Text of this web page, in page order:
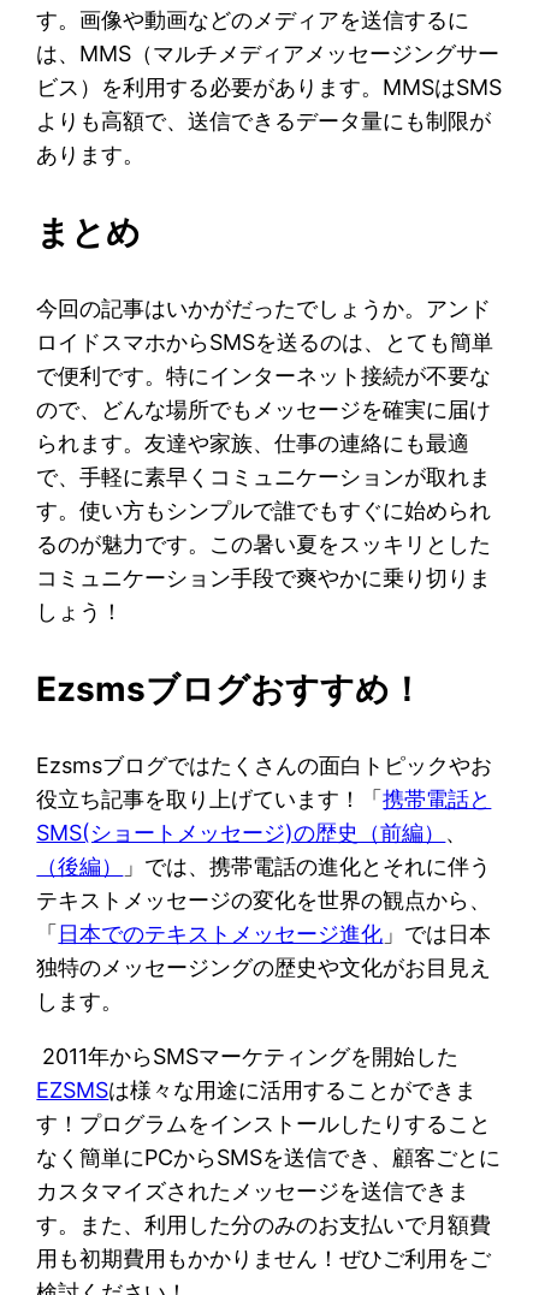
す。画像や動画などのメディアを送信するに
は、MMS（マルチメディアメッセージングサー
ビス）を利用する必要があります。MMSはSMS
よりも高額で、送信できるデータ量にも制限が
あります。
まとめ
今回の記事はいかがだったでしょうか。アンド
ロイドスマホからSMSを送るのは、とても簡単
で便利です。特にインターネット接続が不要な
ので、どんな場所でもメッセージを確実に届け
られます。友達や家族、仕事の連絡にも最適
で、手軽に素早くコミュニケーションが取れま
す。使い方もシンプルで誰でもすぐに始められ
るのが魅力です。この暑い夏をスッキリとした
コミュニケーション手段で爽やかに乗り切りま
しょう！
Ezsmsブログおすすめ！
Ezsmsブログではたくさんの面白トピックやお
役立ち記事を取り上げています！「携帯電話と
SMS(ショートメッセージ)の歴史（前編） 、
（後編）
」では、携帯電話の進化とそれに伴う
テキストメッセージの変化を世界の観点から、
「 日本でのテキストメッセージ進化 」では日本
独特のメッセージングの歴史や文化がお目見え
します。
2011年からSMSマーケティングを開始した
EZSMSは様々な用途に活用することができま
す！プログラムをインストールしたりすること
なく簡単にPCからSMSを送信でき、顧客ごとに
カスタマイズされたメッセージを送信できま
す。また、利用した分のみのお支払いで月額費
用も初期費用もかかりません！ぜひご利用をご